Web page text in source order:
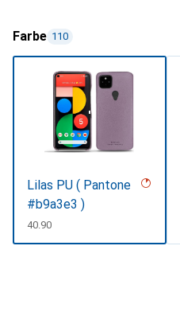
Farbe 110
Lilas PU ( Pantone
#b9a3e3 )
CHF
40.90